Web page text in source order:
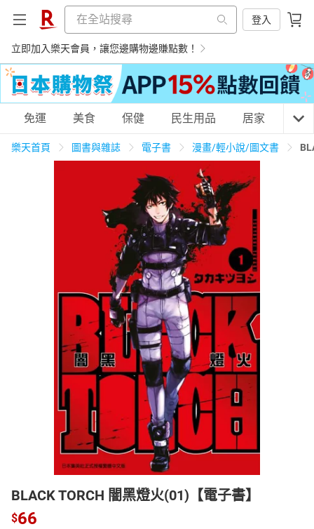
登入
立即加入樂天會員，讓您邊購物邊賺點數！
購物網分類
美食蛋糕 養生保健 民生用品
3C家電 運動休閒 親子玩具
男裝 化妝保養
電子/紙本書
HOT
免運 美食 保健 民生用品 居家 3C
樂天首頁 圖書與雜誌 電子書 漫畫/輕小說/圖文書
BLACK TORCH 闇黑燈火(01)【電子書】
$66